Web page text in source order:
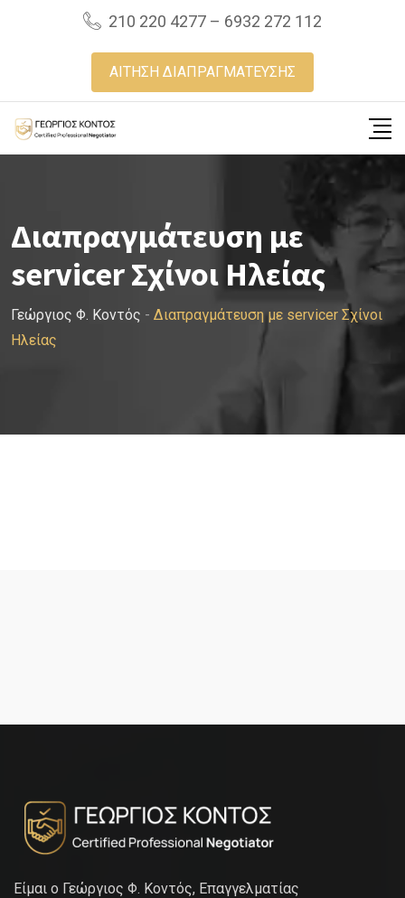
210 220 4277 – 6932 272 112
ΑΙΤΗΣΗ ΔΙΑΠΡΑΓΜΑΤΕΥΣΗΣ
Διαπραγμάτευση με
servicer Σχίνοι Ηλείας
Γεώργιος Φ. Κοντός - Διαπραγμάτευση με servicer Σχίνοι
Ηλείας
Είμαι ο Γεώργιος Φ. Κοντός, Επαγγελματίας